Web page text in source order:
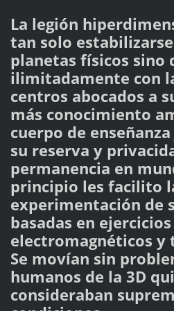
La legión
tan solo
planetas físicos sino
ilimitadamente con
centros abocados a
más conocimiento
cuerpo de
su reserva y
permanencia en
principio les facilito
experimentación de
basadas en ejercicios
electromagnéticos y
Se movían sin
humanos de la 3D
consideraban